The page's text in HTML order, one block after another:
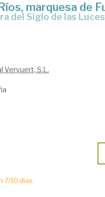
marquesa de
del Siglo de las Luces
Vervuert, S.L.
7/10 días.